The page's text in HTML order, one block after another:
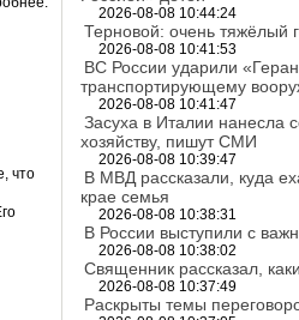
что
2026-08-08 10:44:24
Терновой: очень тяжёлый
2026-08-08 10:41:53
ВС России ударили
транспортирующему
2026-08-08 10:41:47
Засуха в Италии нанесла
хозяйству, пишут СМИ
2026-08-08 10:39:47
В МВД рассказали, куда
крае семья
2026-08-08 10:38:31
В России выступили с
2026-08-08 10:38:02
Священник рассказал,
2026-08-08 10:37:49
Раскрыты темы